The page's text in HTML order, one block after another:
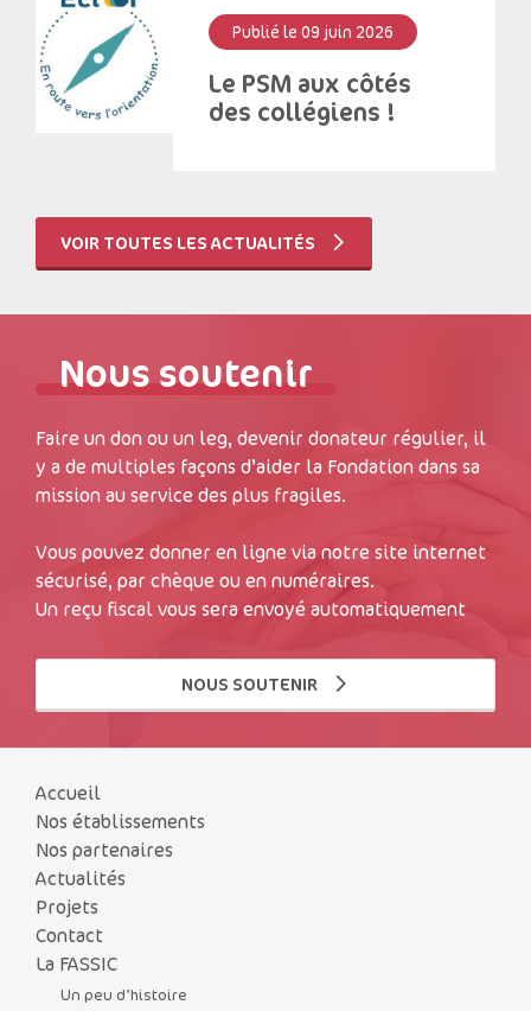
Publié le 09 juin 2026
Le PSM aux côtés
des collégiens !
VOIR TOUTES LES ACTUALITÉS
Nous soutenir
Faire un don ou un leg, devenir donateur régulier, il
y a de multiples façons d’aider la Fondation dans sa
mission au service des plus fragiles.
Vous pouvez donner en ligne via notre site internet
sécurisé, par chèque ou en numéraires.
Un reçu fiscal vous sera envoyé automatiquement
NOUS SOUTENIR
Accueil
Nos établissements
Nos partenaires
Actualités
Projets
Contact
La FASSIC
Un peu d’histoire